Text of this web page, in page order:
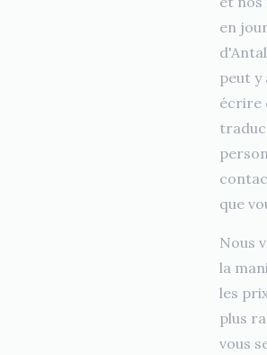
en
peut y
écrire
que
Nous
la
les
plus
vous